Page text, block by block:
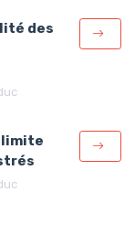
des
limite